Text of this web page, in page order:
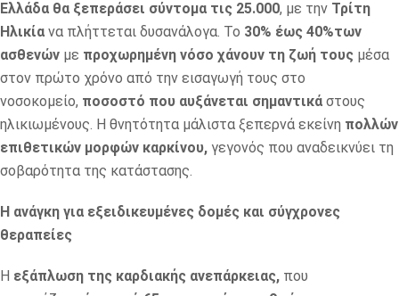
Ελλάδα θα ξεπεράσει σύντομα τις 25.000, με την Τρίτη
Ηλικία να πλήττεται δυσανάλογα. Το 30% έως 40%των
ασθενών με προχωρημένη νόσο χάνουν τη ζωή τους μέσα
στον πρώτο χρόνο από την εισαγωγή τους στο
νοσοκομείο, ποσοστό που αυξάνεται σημαντικά στους
ηλικιωμένους. Η θνητότητα μάλιστα ξεπερνά εκείνη πολλών
επιθετικών μορφών καρκίνου, γεγονός που αναδεικνύει τη
σοβαρότητα της κατάστασης.
Η ανάγκη για εξειδικευμένες δομές και σύγχρονες
θεραπείες
Η εξάπλωση της καρδιακής ανεπάρκειας, που